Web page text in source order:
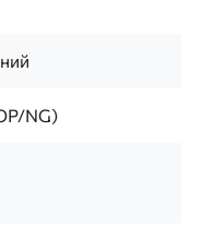
NG)